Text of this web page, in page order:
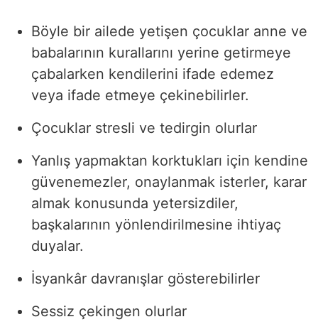
Böyle bir ailede yetişen çocuklar anne ve
babalarının kurallarını yerine getirmeye
çabalarken kendilerini ifade edemez
veya ifade etmeye çekinebilirler.
Çocuklar stresli ve tedirgin olurlar
Yanlış yapmaktan korktukları için kendine
güvenemezler, onaylanmak isterler, karar
almak konusunda yetersizdiler,
başkalarının yönlendirilmesine ihtiyaç
duyalar.
İsyankâr davranışlar gösterebilirler
Sessiz çekingen olurlar